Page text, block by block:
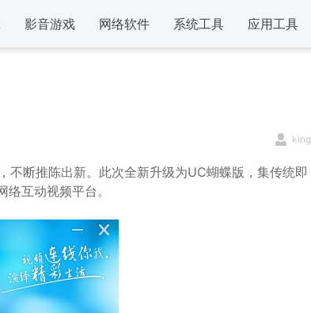
影音游戏 网络软件 系统工具 应用工具
king
不断推陈出新。此次全新升级为UC蝴蝶版，集传统即
互动视频平台。